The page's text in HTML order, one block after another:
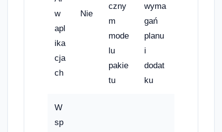
w
apl
ika
cja
ch
Nie
czny
m
mode
lu
pakie
tu
wyma
gań
planu
i
dodat
ku
W
sp